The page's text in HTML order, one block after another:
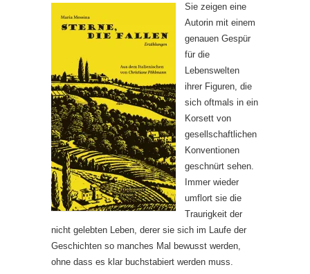
Sie zeigen eine
Autorin mit einem
genauen Gespür
für die
Lebenswelten
ihrer Figuren, die
sich oftmals in ein
Korsett von
gesellschaftlichen
Konventionen
geschnürt sehen.
Immer wieder
umflort sie die
Traurigkeit der
nicht gelebten Leben, derer sie sich im Laufe der
Geschichten so manches Mal bewusst werden,
ohne dass es klar buchstabiert werden muss.